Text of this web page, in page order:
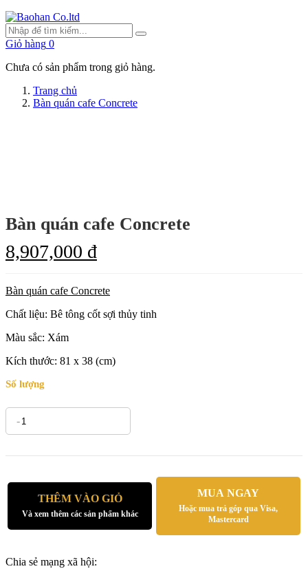
Giỏ hàng 0
Chưa có sản phẩm trong giỏ hàng.
Trang chủ
Bàn quán cafe Concrete
Bàn quán cafe Concrete
8,907,000 đ
Bàn quán cafe Concrete
Chất liệu: Bê tông cốt sợi thủy tinh
Màu sắc: Xám
Kích thước: 81 x 38 (cm)
Số lượng
-
THÊM VÀO GIỎ
Và xem thêm các sản phẩm khác
MUA NGAY
Hoặc mua trả góp qua Visa,
Mastercard
Chia sẻ mạng xã hội: